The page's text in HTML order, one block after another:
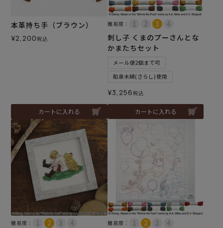
本革持ち手（ブラウン）
¥2,200税込
カートに入れる
難易度：
刺し子 くまのプーさんとな
かまたちセット
メール便2個まで可
和泉木綿(さらし)使用
¥3,256税込
カートに入れる
難易度： 難易度：